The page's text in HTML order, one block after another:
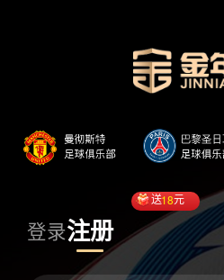
登录注册
送18元